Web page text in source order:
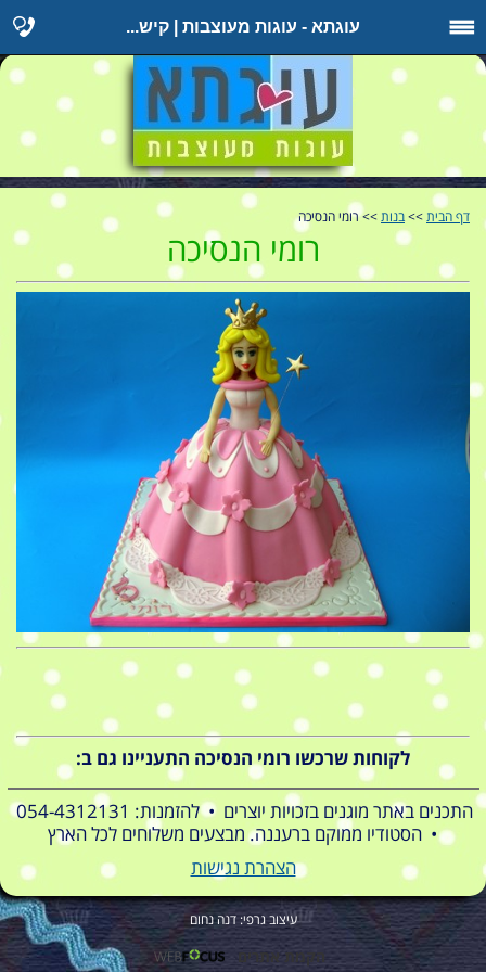
עוגתא - עוגות מעוצבות | קיש...
דף הבית >> בנות >> רומי הנסיכה
רומי הנסיכה
לקוחות שרכשו רומי הנסיכה התעניינו גם ב:
התכנים באתר מוגנים בזכויות יוצרים • להזמנות: 054-4312131
• הסטודיו ממוקם ברעננה. מבצעים משלוחים לכל הארץ
הצהרת נגישות
עיצוב גרפי: דנה נחום
הקמת אתרים